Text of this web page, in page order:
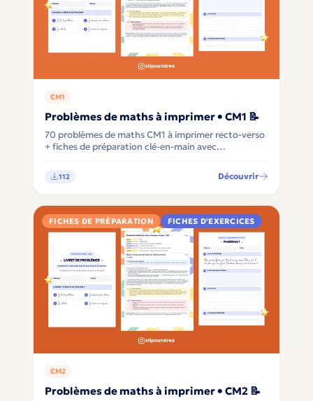
CM1
Problèmes de maths à imprimer • CM1 📝
70 problèmes de maths CM1 à imprimer recto-verso
+ fiches de préparation clé-en-main avec
de calculer 🧮✨
112 Découvrir
FICHES DE PRÉPARATION FICHES D'EXERCICES
CM2
Problèmes de maths à imprimer • CM2 📝